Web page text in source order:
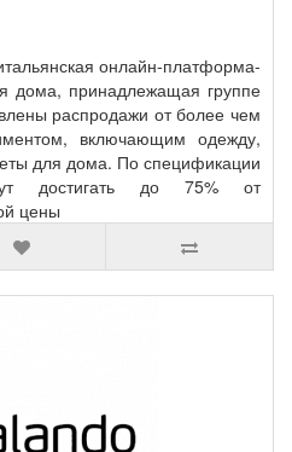
онлайн‑платформа-
дома, принадлежащая группе
распродажи от более чем
включающим одежду,
для дома. По спецификации
достигать до 75% от
цены